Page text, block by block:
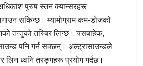
पुरुष स्तन क्यान्सरहरू
लगाउन सकिन्छ। म्यामोग्राम कम-डोजको
तन्तुको तस्बिर लिन्छ। यसबाहेक,
पनि गर्न सक्छन्। अल्ट्रासाउन्डले
लिन ध्वनि तरङ्गहरू प्रयोग गर्दछ।